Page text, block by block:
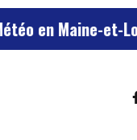
en Maine-et-